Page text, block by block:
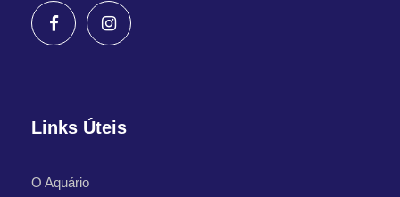
Links Úteis
O Aquário